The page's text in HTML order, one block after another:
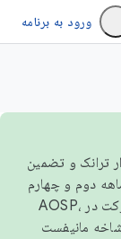
ورود به برنامه
ترانک و تضمین
دوم و چهارم
مانیفست